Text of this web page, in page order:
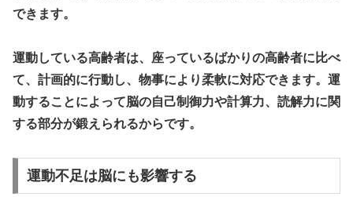
できます。
運動している高齢者は、座っているばかりの高齢者に比べ
て、計画的に行動し、物事により柔軟に対応できます。運
動することによって脳の自己制御力や計算力、読解力に関
する部分が鍛えられるからです。
運動不足は脳にも影響する